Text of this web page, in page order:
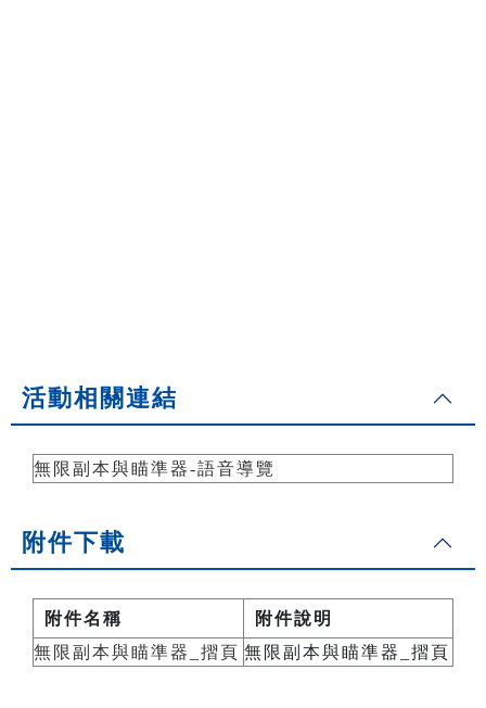
活動相關連結
無限副本與瞄準器-語音導覽
附件下載
附件名稱
附件說明
無限副本與瞄準器_摺頁 無限副本與瞄準器_摺頁